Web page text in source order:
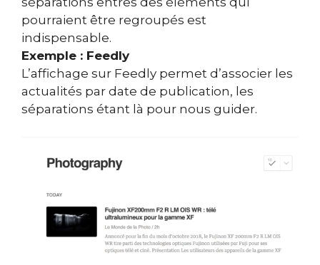
pourraient être regroupés est
indispensable.
Exemple : Feedly
L’affichage sur Feedly permet d’associer les
actualités par date de publication, les
séparations étant là pour nous guider.